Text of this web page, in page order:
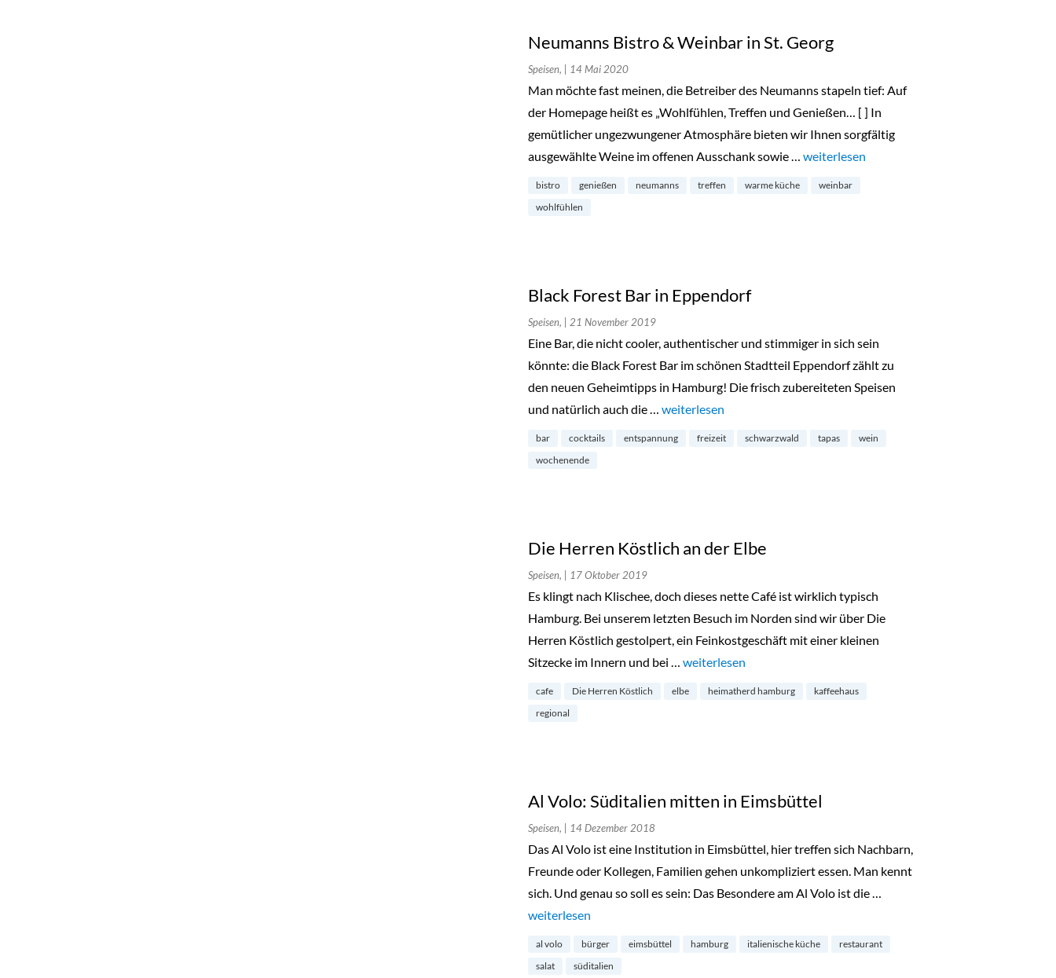
Neumanns Bistro & Weinbar in St. Georg
Speisen, | 14 Mai 2020
Man möchte fast meinen, die Betreiber des Neumanns stapeln tief: Auf
der Homepage heißt es „Wohlfühlen, Treffen und Genießen… [ ] In
gemütlicher ungezwungener Atmosphäre bieten wir Ihnen sorgfältig
ausgewählte Weine im offenen Ausschank sowie … „Neumanns Bistro & Weinbar in St. Georg“
weiterlesen
bistro genießen neumanns treffen warme küche
weinbar
wohlfühlen
Black Forest Bar in Eppendorf
Speisen, | 21 November 2019
Eine Bar, die nicht cooler, authentischer und stimmiger in sich sein
könnte: die Black Forest Bar im schönen Stadtteil Eppendorf zählt zu
den neuen Geheimtipps in Hamburg! Die frisch zubereiteten Speisen
und natürlich auch die … „Black Forest Bar in Eppendorf“
weiterlesen
bar cocktails entspannung freizeit schwarzwald tapas
wein
wochenende
Die Herren Köstlich an der Elbe
Speisen, | 17 Oktober 2019
Es klingt nach Klischee, doch dieses nette Café ist wirklich typisch
Hamburg. Bei unserem letzten Besuch im Norden sind wir über Die
Herren Köstlich gestolpert, ein Feinkostgeschäft mit einer kleinen
Sitzecke im Innern und bei … „Die Herren Köstlich an der Elbe“
weiterlesen
cafe Die Herren Köstlich elbe heimatherd hamburg
kaffeehaus
regional
Al Volo: Süditalien mitten in Eimsbüttel
Speisen, | 14 Dezember 2018
Das Al Volo ist eine Institution in Eimsbüttel, hier treffen sich Nachbarn,
Freunde oder Kollegen, Familien gehen unkompliziert essen. Man kennt
sich. Und genau so soll es sein: Das Besondere am Al Volo ist die …
„Al Volo: Süditalien mitten in Eimsbüttel“
weiterlesen
al volo bürger eimsbüttel hamburg italienische küche
restaurant
salat
süditalien